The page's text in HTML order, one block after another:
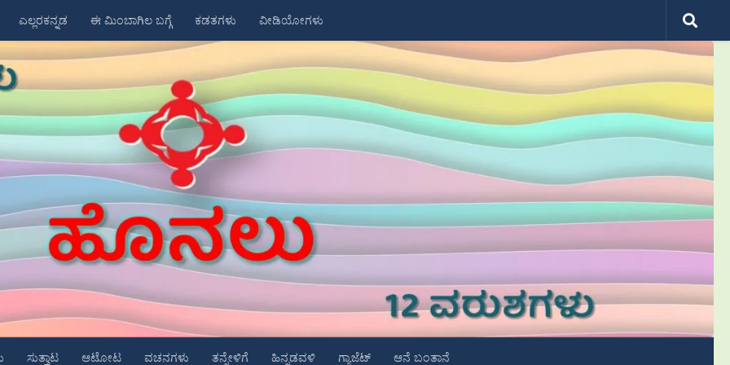
ಎಲ್ಲರಕನ್ನಡ ಈ ಮಿಂಬಾಗಿಲ ಬಗ್ಗೆ ಕಡತಗಳು ವೀಡಿಯೋಗಳು
ಸುತ್ತಾಟ ಆಟೋಟ ವಚನಗಳು ತನ್ನೇಳಿಗೆ ಹಿನ್ನಡವಳಿ ಗ್ಯಾಜೆಟ್ ಆನೆ ಬಂತಾನೆ